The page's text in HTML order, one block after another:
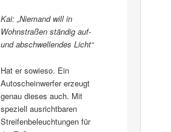
Kai: „Niemand will in
Wohnstraßen ständig auf-
und abschwellendes Licht“
Hat er sowieso. Ein
Autoscheinwerfer erzeugt
genau dieses auch. Mit
speziell ausrichtbaren
Streifenbeleuchtungen für